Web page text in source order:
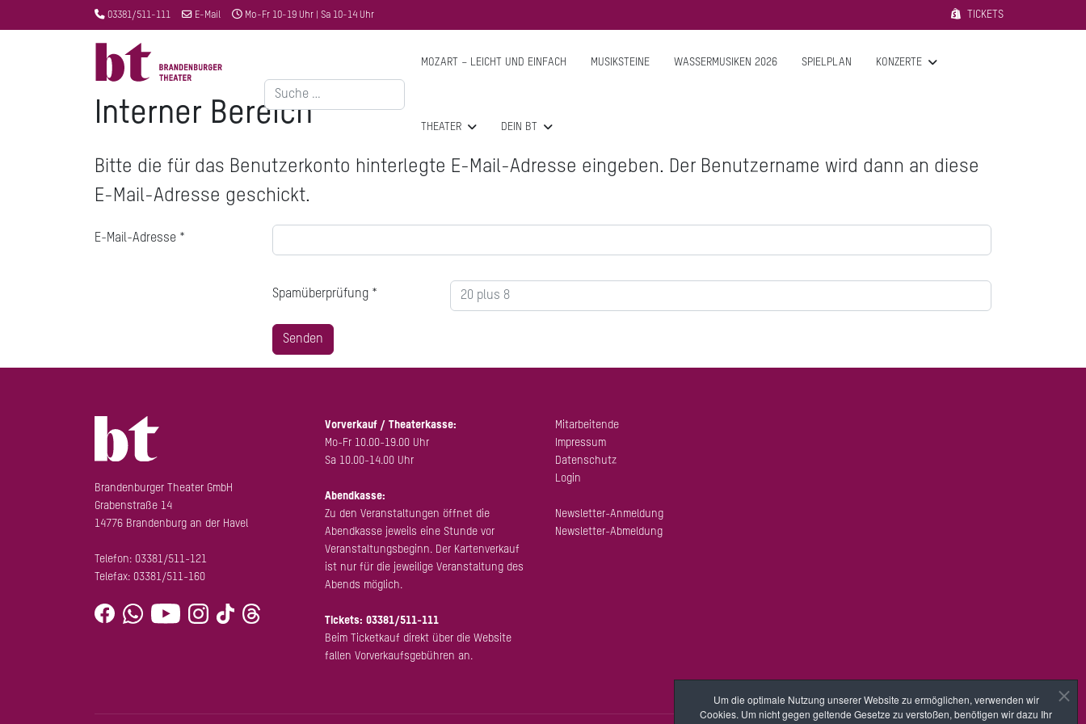
Um die optimale Nutzung unserer Website zu ermöglichen, verwenden wir
Cookies. Um nicht gegen geltende Gesetze zu verstoßen, benötigen wir dazu Ihr
03381/511-111 E-Mail Mo-Fr 10-19 Uhr | Sa 10-14 Uhr TICKETS
Suchen
MOZART – LEICHT UND EINFACH MUSIKSTEINE WASSERMUSIKEN 2026 SPIELPLAN KONZERTE
THEATER DEIN BT
Interner Bereich
Bitte die für das Benutzerkonto hinterlegte E-Mail-Adresse eingeben. Der Benutzername wird dann an diese
E-Mail-Adresse geschickt.
E-Mail-Adresse *
Spamüberprüfung *
Senden
Brandenburger Theater GmbH
Grabenstraße 14
14776 Brandenburg an der Havel
Telefon: 03381/511-121
Telefax: 03381/511-160
Vorverkauf / Theaterkasse:
Mo-Fr 10.00-19.00 Uhr
Sa 10.00-14.00 Uhr
Abendkasse:
Zu den Veranstaltungen öffnet die
Abendkasse jeweils eine Stunde vor
Veranstaltungsbeginn. Der Kartenverkauf
ist nur für die jeweilige Veranstaltung des
Abends möglich.
Tickets: 03381/511-111
Beim Ticketkauf direkt über die Website
fallen Vorverkaufsgebühren an.
Mitarbeitende
Impressum
Datenschutz
Login
Newsletter-Anmeldung
Newsletter-Abmeldung